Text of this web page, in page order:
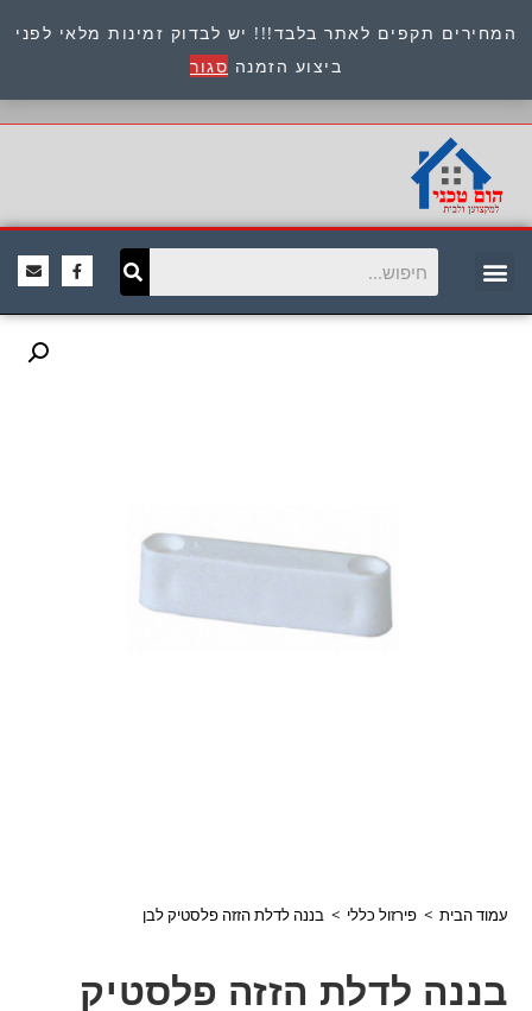
המחירים תקפים לאתר בלבד!!! יש לבדוק זמינות מלאי לפני
ביצוע הזמנה סגור
כתובת : היוזמים 9 אור יהודה שירות לקוחות 054-
8945722
עמוד הבית > פירזול כללי > בננה לדלת הזזה פלסטיק לבן
בננה לדלת הזזה פלסטיק